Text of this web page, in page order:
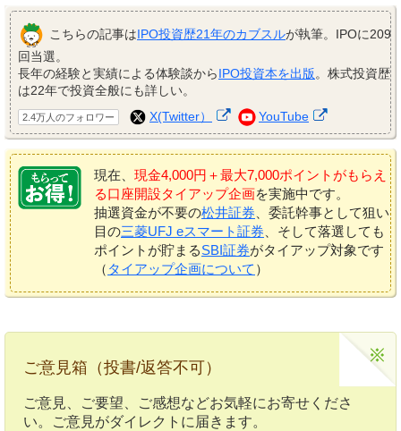
こちらの記事はIPO投資歴21年のカブスルが執筆。IPOに209
回当選。
長年の経験と実績による体験談からIPO投資本を出版。株式投資歴
は22年で投資全般にも詳しい。
2.4万人のフォロワー X(Twitter） YouTube
現在、 現金4,000円＋最大7,000ポイントがもらえ
る口座開設タイアップ企画を実施中です。
抽選資金が不要の松井証券、委託幹事として狙い
目の三菱UFJ eスマート証券、そして落選しても
ポイントが貯まるSBI証券がタイアップ対象です
（ タイアップ企画について ）
ご意見箱（投書/返答不可）
ご意見、ご要望、ご感想などお気軽にお寄せくださ
い。ご意見がダイレクトに届きます。